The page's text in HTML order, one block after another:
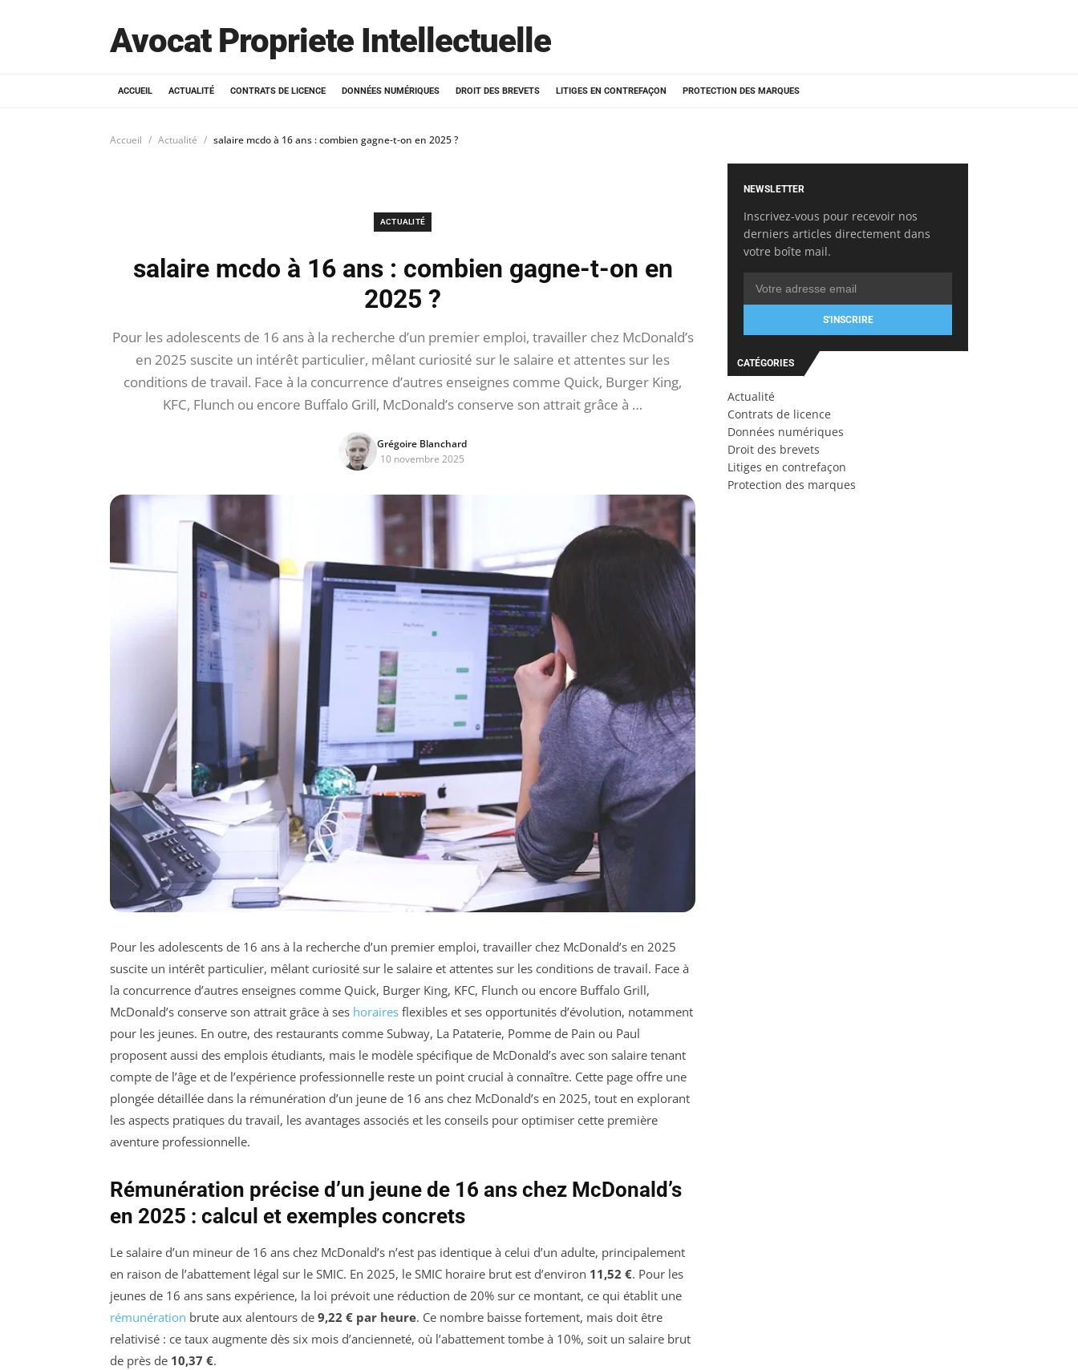
Avocat Propriete Intellectuelle
ACCUEIL ACTUALITÉ CONTRATS DE LICENCE DONNÉES NUMÉRIQUES DROIT DES BREVETS LITIGES EN CONTREFAÇON PROTECTION DES MARQUES
Accueil Actualité salaire mcdo à 16 ans : combien gagne-t-on en 2025 ?
ACTUALITÉ
salaire mcdo à 16 ans : combien gagne-t-on en
2025 ?
Pour les adolescents de 16 ans à la recherche d’un premier emploi, travailler chez McDonald’s
en 2025 suscite un intérêt particulier, mêlant curiosité sur le salaire et attentes sur les
conditions de travail. Face à la concurrence d’autres enseignes comme Quick, Burger King,
KFC, Flunch ou encore Buffalo Grill, McDonald’s conserve son attrait grâce à …
Grégoire Blanchard
10 novembre 2025
Pour les adolescents de 16 ans à la recherche d’un premier emploi, travailler chez McDonald’s en 2025
suscite un intérêt particulier, mêlant curiosité sur le salaire et attentes sur les conditions de travail. Face à
la concurrence d’autres enseignes comme Quick, Burger King, KFC, Flunch ou encore Buffalo Grill,
McDonald’s conserve son attrait grâce à ses horaires flexibles et ses opportunités d’évolution, notamment
pour les jeunes. En outre, des restaurants comme Subway, La Pataterie, Pomme de Pain ou Paul
proposent aussi des emplois étudiants, mais le modèle spécifique de McDonald’s avec son salaire tenant
compte de l’âge et de l’expérience professionnelle reste un point crucial à connaître. Cette page offre une
plongée détaillée dans la rémunération d’un jeune de 16 ans chez McDonald’s en 2025, tout en explorant
les aspects pratiques du travail, les avantages associés et les conseils pour optimiser cette première
aventure professionnelle.
Rémunération précise d’un jeune de 16 ans chez McDonald’s
en 2025 : calcul et exemples concrets
Le salaire d’un mineur de 16 ans chez McDonald’s n’est pas identique à celui d’un adulte, principalement
en raison de l’abattement légal sur le SMIC. En 2025, le SMIC horaire brut est d’environ 11,52 €. Pour les
jeunes de 16 ans sans expérience, la loi prévoit une réduction de 20% sur ce montant, ce qui établit une
rémunération brute aux alentours de 9,22 € par heure. Ce nombre baisse fortement, mais doit être
relativisé : ce taux augmente dès six mois d’ancienneté, où l’abattement tombe à 10%, soit un salaire brut
de près de 10,37 €.
NEWSLETTER
Inscrivez-vous pour recevoir nos
derniers articles directement dans
votre boîte mail.
S'INSCRIRE
CATÉGORIES
Actualité
Contrats de licence
Données numériques
Droit des brevets
Litiges en contrefaçon
Protection des marques